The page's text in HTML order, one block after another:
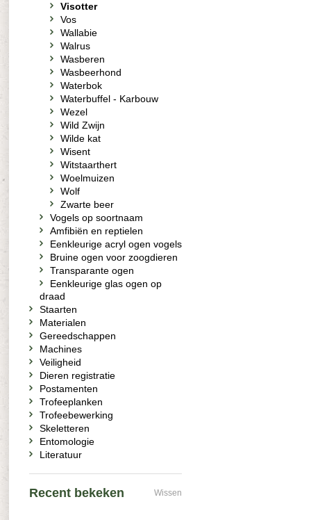
Visotter
Vos
Wallabie
Walrus
Wasberen
Wasbeerhond
Waterbok
Waterbuffel - Karbouw
Wezel
Wild Zwijn
Wilde kat
Wisent
Witstaarthert
Woelmuizen
Wolf
Zwarte beer
Vogels op soortnaam
Amfibiën en reptielen
Eenkleurige acryl ogen vogels
Bruine ogen voor zoogdieren
Transparante ogen
Eenkleurige glas ogen op
draad
Staarten
Materialen
Gereedschappen
Machines
Veiligheid
Dieren registratie
Postamenten
Trofeeplanken
Trofeebewerking
Skeletteren
Entomologie
Literatuur
Recent bekeken Wissen